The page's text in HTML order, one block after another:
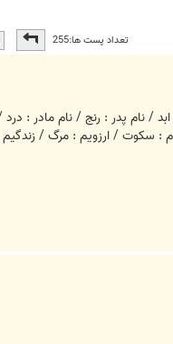
تعداد پست ها:255صفحه18 از22
نام پدر : رنج / نام مادر : درد
سکوت / ارزويم : مرگ /